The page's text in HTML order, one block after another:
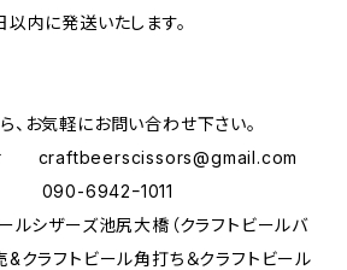
内に発送いたします。
、お気軽にお問い合わせ下さい。
せ craftbeerscissors@gmail.com
090-6942ｰ1011
ルシザーズ池尻大橋（クラフトビールバ
クラフトビール角打ち＆クラフトビール